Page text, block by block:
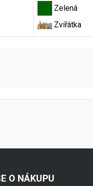
Zelená
Zvířátka
- Kontaktní údaje
O NÁKUPU